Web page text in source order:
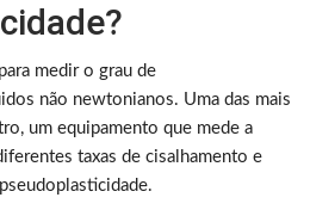
medir o grau de
não newtonianos. Uma das mais
um equipamento que mede a
taxas de cisalhamento e